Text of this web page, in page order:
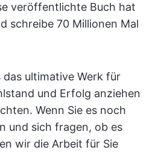
veröffentlichte Buch hat
schreibe 70 Millionen Mal
das ultimative Werk für
und Erfolg anziehen
Wenn Sie es noch
und sich fragen, ob es
wir die Arbeit für Sie